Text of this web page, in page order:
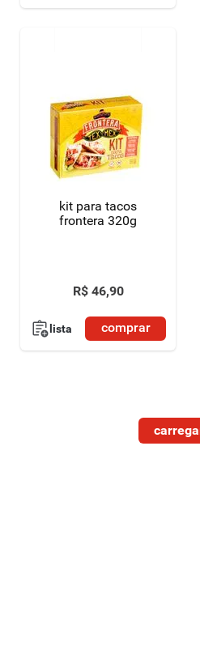
kit para tacos
frontera 320g
R$ 46,90
lista comprar